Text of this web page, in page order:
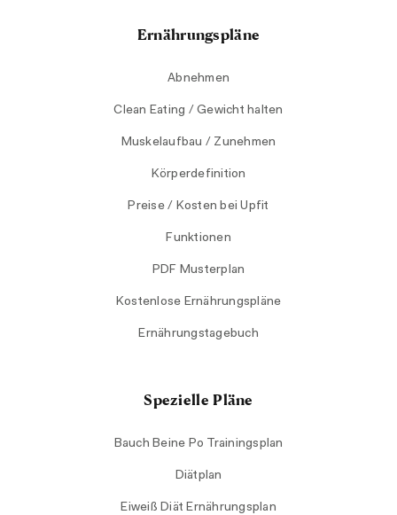
Ernährungspläne
Abnehmen
Clean Eating / Gewicht halten
Muskelaufbau / Zunehmen
Körperdefinition
Preise / Kosten bei Upfit
Funktionen
PDF Musterplan
Kostenlose Ernährungspläne
Ernährungstagebuch
Spezielle Pläne
Bauch Beine Po Trainingsplan
Diätplan
Eiweiß Diät Ernährungsplan